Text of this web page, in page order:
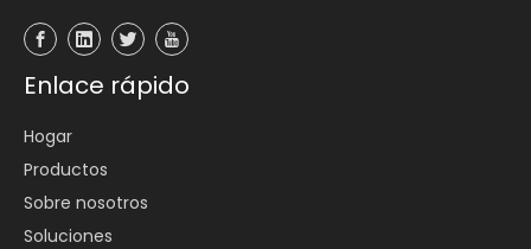
Enlace rápido
Hogar
Productos
Sobre nosotros
Soluciones